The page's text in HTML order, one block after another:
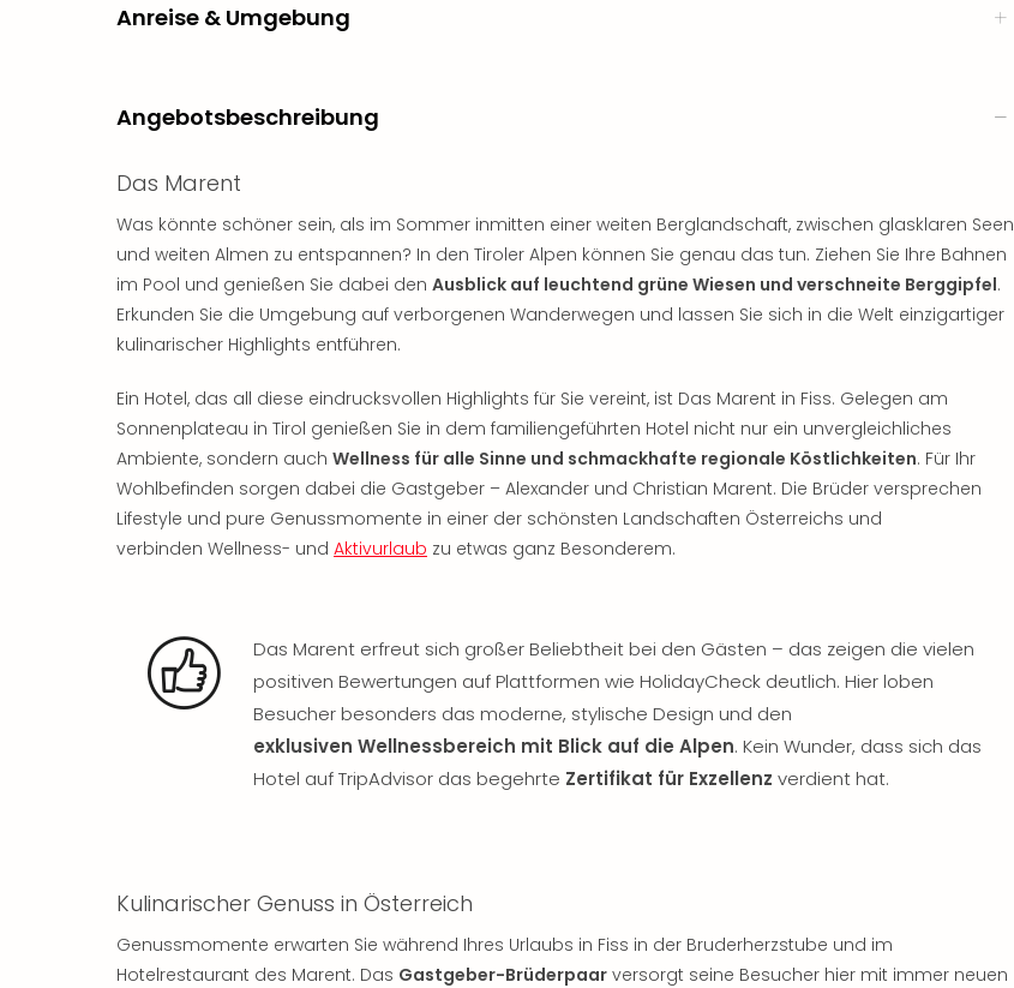
Anreise & Umgebung
Angebotsbeschreibung
Das Marent
Was könnte schöner sein, als im Sommer inmitten einer weiten Berglandschaft, zwischen glasklaren Seen
und weiten Almen zu entspannen? In den Tiroler Alpen können Sie genau das tun. Ziehen Sie Ihre Bahnen
im Pool und genießen Sie dabei den Ausblick auf leuchtend grüne Wiesen und verschneite Berggipfel.
Erkunden Sie die Umgebung auf verborgenen Wanderwegen und lassen Sie sich in die Welt einzigartiger
kulinarischer Highlights entführen.
Ein Hotel, das all diese eindrucksvollen Highlights für Sie vereint, ist Das Marent in Fiss. Gelegen am
Sonnenplateau in Tirol genießen Sie in dem familiengeführten Hotel nicht nur ein unvergleichliches
Ambiente, sondern auch Wellness für alle Sinne und schmackhafte regionale Köstlichkeiten. Für Ihr
Wohlbefinden sorgen dabei die Gastgeber – Alexander und Christian Marent. Die Brüder versprechen
Lifestyle und pure Genussmomente in einer der schönsten Landschaften Österreichs und
verbinden Wellness- und Aktivurlaub zu etwas ganz Besonderem.
Das Marent erfreut sich großer Beliebtheit bei den Gästen – das zeigen die vielen
positiven Bewertungen auf Plattformen wie HolidayCheck deutlich. Hier loben
Besucher besonders das moderne, stylische Design und den
exklusiven Wellnessbereich mit Blick auf die Alpen. Kein Wunder, dass sich das
Hotel auf TripAdvisor das begehrte Zertifikat für Exzellenz verdient hat.
Kulinarischer Genuss in Österreich
Genussmomente erwarten Sie während Ihres Urlaubs in Fiss in der Bruderherzstube und im
Hotelrestaurant des Marent. Das Gastgeber-Brüderpaar versorgt seine Besucher hier mit immer neuen